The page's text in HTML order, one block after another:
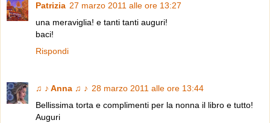
Patrizia 27 marzo 2011 alle ore 13:27
una meraviglia! e tanti tanti auguri!
baci!
Rispondi
♫ ♪ Anna ♫ ♪ 28 marzo 2011 alle ore 13:44
Bellissima torta e complimenti per la nonna il libro e tutto!
Auguri